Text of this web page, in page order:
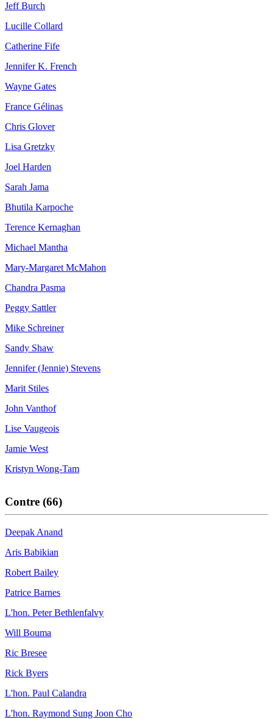
Jeff Burch
Lucille Collard
Catherine Fife
Jennifer K. French
Wayne Gates
France Gélinas
Chris Glover
Lisa Gretzky
Joel Harden
Sarah Jama
Bhutila Karpoche
Terence Kernaghan
Michael Mantha
Mary-Margaret McMahon
Chandra Pasma
Peggy Sattler
Mike Schreiner
Sandy Shaw
Jennifer (Jennie) Stevens
Marit Stiles
John Vanthof
Lise Vaugeois
Jamie West
Kristyn Wong-Tam
Contre (66)
Deepak Anand
Aris Babikian
Robert Bailey
Patrice Barnes
L'hon. Peter Bethlenfalvy
Will Bouma
Ric Bresee
Rick Byers
L'hon. Paul Calandra
L'hon. Raymond Sung Joon Cho